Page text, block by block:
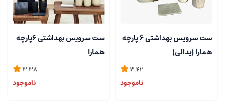
ست سرویس بهداشتی 6 پارچه
همارا (پدالی)
3.42
ناموجود
ست سرویس بهداشتی ۶پارچه
همارا
3.38
ناموجود